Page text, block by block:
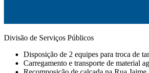
Divisão de Serviços Públicos
Disposição de 2 equipes para troca de
Carregamento e transporte de material